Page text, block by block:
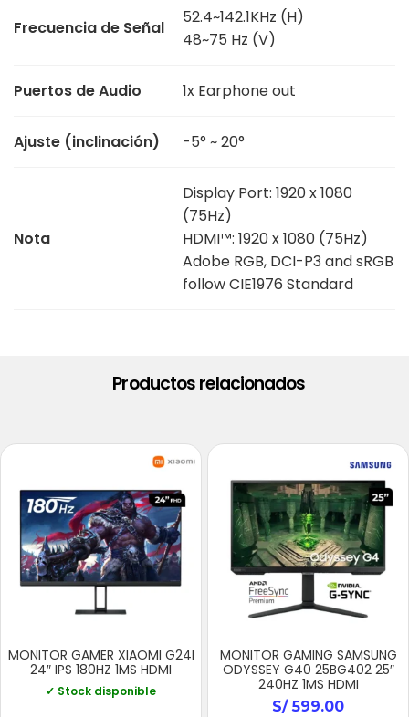
Frecuencia de Señal
52.4~142.1KHz (H)
48~75 Hz (V)
Puertos de Audio 1x Earphone out
Ajuste (inclinación) -5° ~ 20°
Nota
Display Port: 1920 x 1080
(75Hz)
HDMI™: 1920 x 1080 (75Hz)
Adobe RGB, DCI-P3 and sRGB
follow CIE1976 Standard
Productos relacionados
MONITOR GAMER XIAOMI G24I
24″ IPS 180HZ 1MS HDMI
✓ Stock disponible
MONITOR GAMING SAMSUNG
ODYSSEY G40 25BG402 25″
240HZ 1MS HDMI
S/599.00